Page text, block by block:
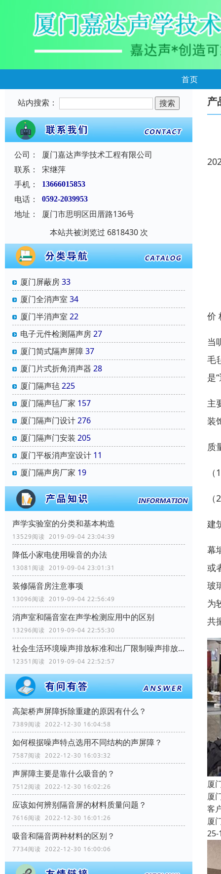
首页
站内搜索：
公司：
厦门嘉达声学技术工程有限公司
联系：
宋继萍
手机：
13666015853
电话： 0592-2039953
地址：
厦门市思明区田厝路136号
本站共被浏览过 6818430 次
厦门屏蔽房33
厦门全消声室 34
厦门半消声室 22
电子元件检测隔声房27
厦门简式隔声屏障37
厦门片式折角消声器 28
厦门隔声毡225
厦门隔声毡厂家 157
厦门隔声门设计276
厦门隔声门安装 205
厦门平板消声室设计 11
厦门隔声房厂家 19
声学实验室的分类和基本构造
13529阅读 2019-09-04 23:04:39
降低小家电使用噪音的办法
13081阅读 2019-09-04 23:01:31
装修隔音房注意事项
13096阅读 2019-09-04 22:56:49
消声室和隔音室在声学检测应用中的区别
13296阅读 2019-09-04 22:55:30
社会生活环境噪声排放标准和出厂限制噪声排放标准
12351阅读 2019-09-04 22:52:57
高架桥声屏障拆除重建的原因有什么？
7389阅读 2022-12-30 16:04:58
如何根据噪声特点选用不同结构的声屏障？
7587阅读 2022-12-30 16:03:32
声屏障主要是靠什么吸音的？
7512阅读 2022-12-30 16:02:26
应该如何辨别隔音屏的材料质量问题？
7616阅读 2022-12-30 16:01:26
吸音和隔音两种材料的区别？
7734阅读 2022-12-30 16:00:06
产
价
当
毛
是
主
装
质
建
幕
或
玻
为
共
厦
厦
客
厦
25-